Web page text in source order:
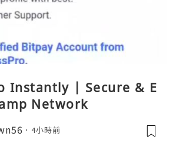
Instantly | Secure & E
Network
4小時前